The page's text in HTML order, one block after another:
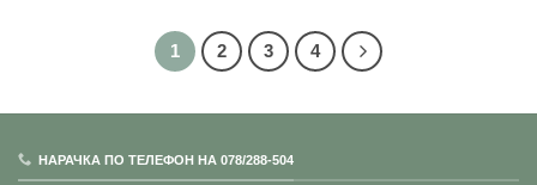
1 2 3 4
НАРАЧКА ПО ТЕЛЕФОН НА 078/288-504